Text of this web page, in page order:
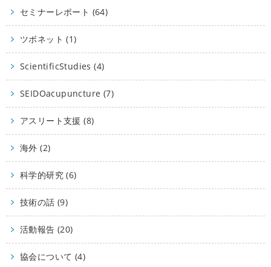
セミナーレポート (64)
ツボネット (1)
ScientificStudies (4)
SEIDOacupuncture (7)
アスリート支援 (8)
海外 (2)
科学的研究 (6)
技術の話 (9)
活動報告 (20)
協会について (4)